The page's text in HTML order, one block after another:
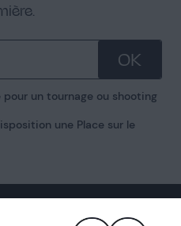
OK
pour un tournage ou shooting
une Place sur le